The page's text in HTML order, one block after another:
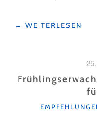
"FÜNF
→ WEITERLESEN
KATEGORIEN